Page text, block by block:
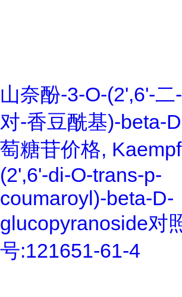
山奈酚-3-O-(2',6'-二
对-香豆酰基)-beta-
萄糖苷价格,
(2',6'-di-O-trans-p-
coumaroyl)-beta-D-
glucopyranoside对
号:121651-61-4